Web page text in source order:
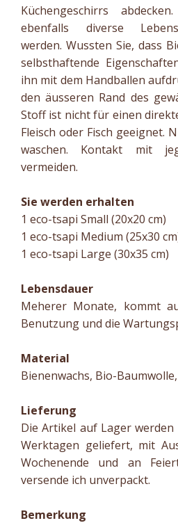
Küchengeschirrs
ebenfalls diverse
werden. Wussten Sie, dass
selbsthaftende
ihn mit dem Handballen
den äusseren Rand des
Stoff ist nicht für einen
Fleisch oder Fisch geeignet.
waschen. Kontakt mit
vermeiden.
Sie werden erhalten
1 eco-tsapi Small (20x20 cm)
1 eco-tsapi Medium (25x30
1 eco-tsapi Large (30x35 cm)
Lebensdauer
Meherer Monate, kommt
Benutzung und die
Material
Bienenwachs, Bio-
Lieferung
Die Artikel auf Lager
Werktagen geliefert, mit
Wochenende und an
versende ich unverpackt.
Bemerkung